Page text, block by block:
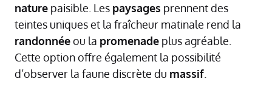
nature paisible. Les paysages prennent des
teintes uniques et la fraîcheur matinale rend la
randonnéeou la promenade plus agréable.
Cette option offre également la possibilité
d’observer la faune discrète du massif